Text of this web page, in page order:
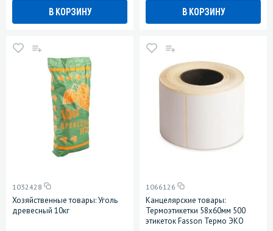
В КОРЗИНУ В КОРЗИНУ
1032428
Хозяйственные товары: Уголь
древесный 10кг
1066126
Канцелярские товары:
Термоэтикетки 58х60мм 500
этикеток Fasson Термо ЭКО